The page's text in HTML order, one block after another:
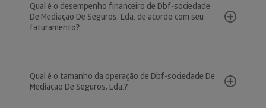
Qual é o desempenho financeiro de Dbf-sociedade
De Mediação De Seguros, Lda. de acordo com seu
faturamento?
Qual é o tamanho da operação de Dbf-sociedade De
Mediação De Seguros, Lda.?